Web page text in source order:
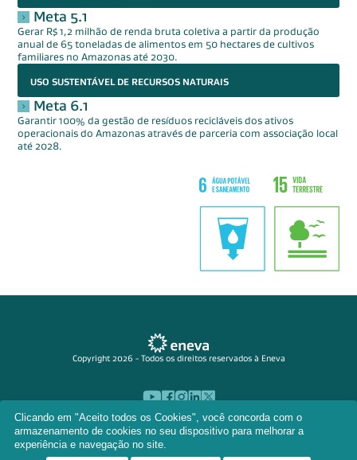
Meta 5.1
Gerar R$ 1,2 milhão de renda bruta coletiva a partir da produção
anual de 65 toneladas de alimentos em 50 hectares de cultivos
familiares no Amazonas até 2030.
USO SUSTENTÁVEL DE RECURSOS NATURAIS
Meta 6.1
Garantir 100% da gestão de resíduos recicláveis dos ativos
operacionais do Amazonas através de parceria com associação local
até 2028.
Copyright 2026 - Todos os direitos reservados à Eneva
Aviso de PrivacidadeTermos de Uso
Clicando em "Aceito todos os Cookies", você concorda com o
armazenamento de cookies no seu dispositivo para melhorar a
experiência e navegação no site.